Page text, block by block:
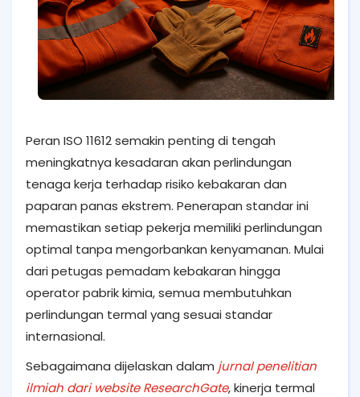
Peran ISO 11612 semakin penting di tengah
meningkatnya kesadaran akan perlindungan
tenaga kerja terhadap risiko kebakaran dan
paparan panas ekstrem. Penerapan standar ini
memastikan setiap pekerja memiliki perlindungan
optimal tanpa mengorbankan kenyamanan. Mulai
dari petugas pemadam kebakaran hingga
operator pabrik kimia, semua membutuhkan
perlindungan termal yang sesuai standar
internasional.
Sebagaimana dijelaskan dalam jurnal penelitian
ilmiah dari website ResearchGate, kinerja termal